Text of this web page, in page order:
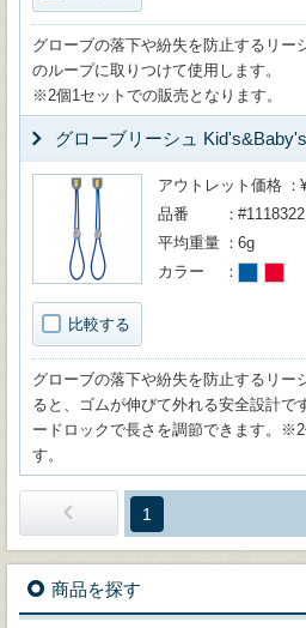
グローブの落下や紛失を防止するリー
のループに取りつけて使用します。
※2個1セットでの販売となります。
グローブリーシュ Kid's&Baby's
比較する
アウトレット価格
品番
#1118322
平均重量
6g
カラー
グローブの落下や紛失を防止するリー
ると、ゴムが伸びて外れる安全設計で
ードロックで長さを調節できます。
す。
1
商品を探す